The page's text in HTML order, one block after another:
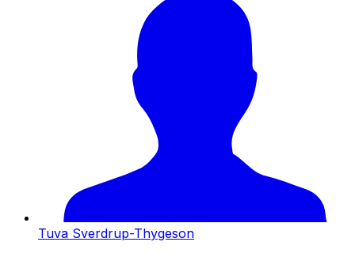
Tuva Sverdrup-Thygeson